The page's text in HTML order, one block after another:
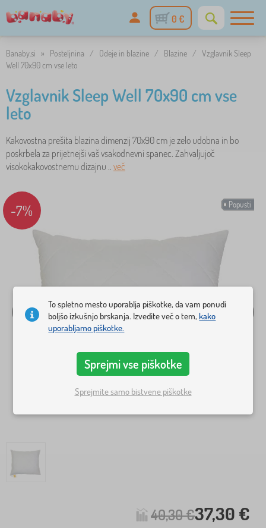
0 €
Banaby.si » Posteljnina / Odeje in blazine / Blazine / Vzglavnik Sleep
Well 70x90 cm vse leto
Vzglavnik Sleep Well 70x90 cm vse
leto
Kakovostna prešita blazina dimenzij 70x90 cm je zelo udobna in bo
poskrbela za prijetnejši vaš vsakodnevni spanec. Zahvaljujoč
visokokakovostnemu dizajnu .. več
Popusti
-7%
40,30 €37,30 €
To spletno mesto uporablja piškotke, da vam ponudi
boljšo izkušnjo brskanja. Izvedite več o tem,kako
uporabljamo piškotke.
Sprejmi vse piškotke
Sprejmite samo bistvene piškotke